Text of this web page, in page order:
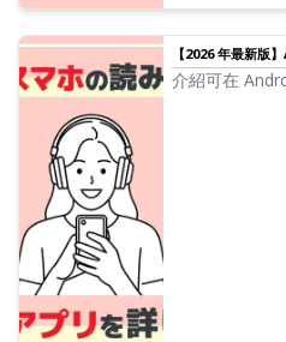
【2026 年最新版
介紹可在